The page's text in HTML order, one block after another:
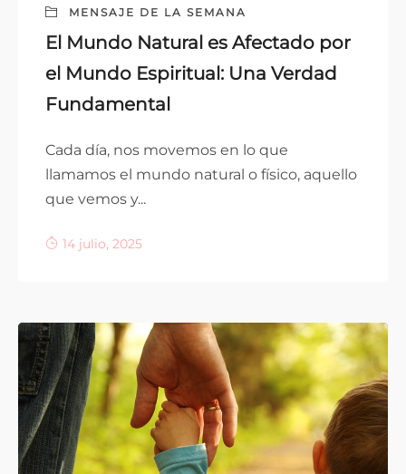
MENSAJE DE LA SEMANA
El Mundo Natural es Afectado por
el Mundo Espiritual: Una Verdad
Fundamental
Cada día, nos movemos en lo que
llamamos el mundo natural o físico, aquello
que vemos y...
14 julio, 2025